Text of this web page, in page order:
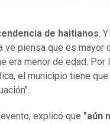
de haitianos.
ve piensa que es mayor
era menor de edad. Por
el municipio tiene
explicó que "aún